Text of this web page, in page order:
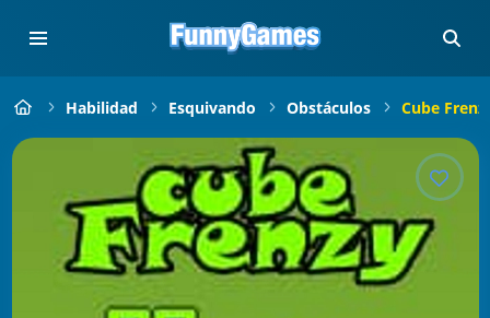
Habilidad Esquivando Obstáculos Cube